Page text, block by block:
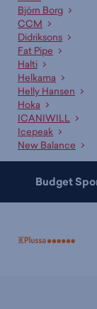
Björn Borg
CCM
Didriksons
Fat Pipe
Halti
Helkama
Helly Hansen
Hoka
ICANIWILL
Icepeak
New Balance
Budget